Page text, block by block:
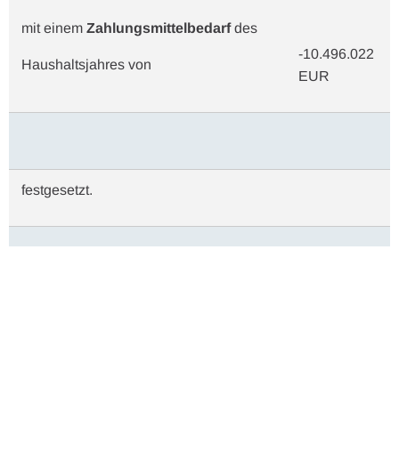
mit einem Zahlungsmittelbedarfdes
Haushaltsjahres von
-10.496.022
EUR
festgesetzt.